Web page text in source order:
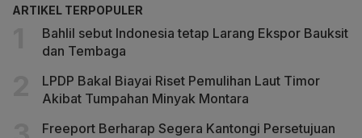
ARTIKEL TERPOPULER
Bahlil sebut Indonesia tetap Larang Ekspor Bauksit
dan Tembaga
LPDP Bakal Biayai Riset Pemulihan Laut Timor
Akibat Tumpahan Minyak Montara
Freeport Berharap Segera Kantongi Persetujuan